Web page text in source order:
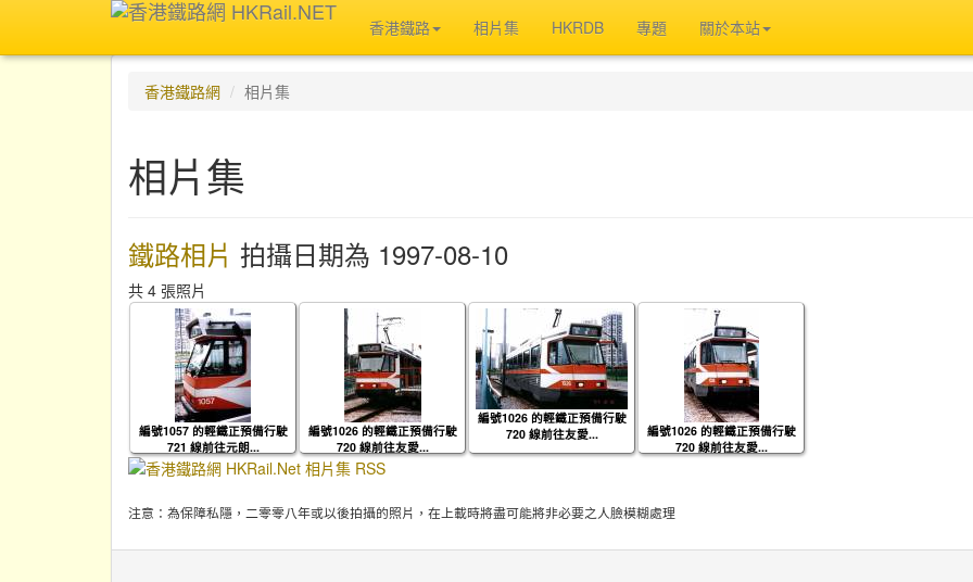
香港鐵路 相片集 HKRDB 專題 關於本站
香港鐵路網 相片集
相片集
鐵路相片 拍攝日期為 1997-08-10
共 4 張照片
編號1057 的輕鐵正預備行駛
721 線前往元朗...
編號1026 的輕鐵正預備行駛
720 線前往友愛...
編號1026 的輕鐵正預備行駛
720 線前往友愛...
編號1026 的輕鐵正預備行駛
720 線前往友愛...
注意：為保障私隱，二零零八年或以後拍攝的照片，在上載時將盡可能將非必要之人臉模糊處理